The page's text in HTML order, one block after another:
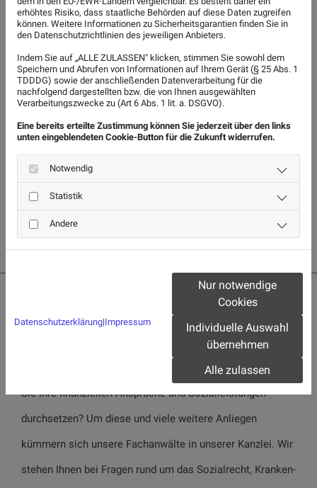
Diese lebensverändernde Entscheidung bringt viele
Beistand notwendig wird. In der Kanzlei Schwaninger &
Schmale erhalten Sie eine persönliche Beratung in dieser
schwierigen Situation. Je früher Sie sich anwaltliche
Unterstützung holen, desto eher können Sie Ihre
zukünftigen Ansprüche sichern. Sparen Sie Zeit, Geld und
Ärger – unsere Fachanwälte verfügen über spezielle
Kenntnisse und Erfahrung!
SOZIALRECHT – FINANZIELLE ANSPRÜCHE
UND SOZIALLEISTUNGEN DURCHSETZEN
Wieviel Arbeitslosengeld steht Ihnen zu und wie können
Sie Ihre finanziellen Ansprüche und Sozialleistungen
durchsetzen? Um diese und viele weitere Anliegen
kümmern sich unsere Fachanwälte in unserer Kanzlei. Wir
stehen Ihnen bei Fragen rund um das Sozialrecht, Kranken-
erhöhtes Risiko, dass staatliche Behörden auf diese Daten zugreifen
können. Weitere Informationen zu Sicherheitsgarantien finden Sie in
den Datenschutzrichtlinien des jeweiligen Anbieters.
Indem Sie auf „ALLE ZULASSEN" klicken, stimmen Sie sowohl dem
Speichern und Abrufen von Informationen auf Ihrem Gerät (§ 25 Abs. 1
TDDDG) sowie der anschließenden Datenverarbeitung für die
nachfolgend dargestellten bzw. die von Ihnen ausgewählten
Verarbeitungszwecke zu (Art 6 Abs. 1 lit. a. DSGVO).
Eine bereits erteilte Zustimmung können Sie jederzeit über den links
unten eingeblendeten Cookie-Button für die Zukunft widerrufen.
Notwendig
Statistik
Andere
Datenschutzerklärung|Impressum
Nur notwendige
Cookies
Individuelle Auswahl
übernehmen
Alle zulassen